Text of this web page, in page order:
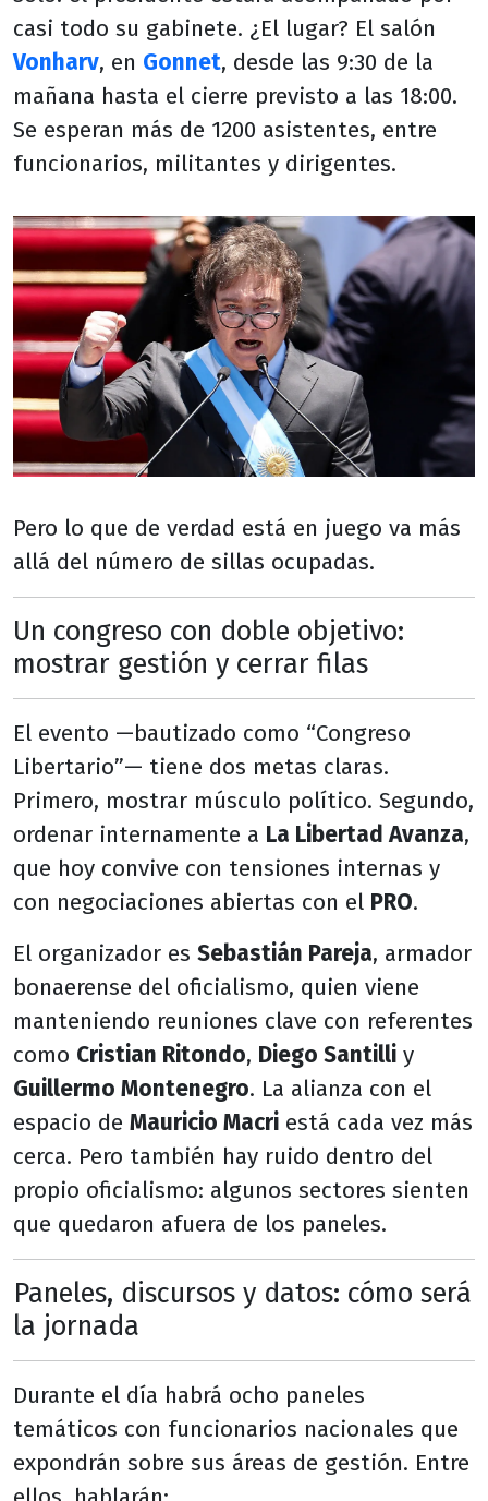
casi todo su gabinete. ¿El lugar? El salón
Vonharv, en Gonnet, desde las 9:30 de la
mañana hasta el cierre previsto a las 18:00.
Se esperan más de 1200 asistentes, entre
funcionarios, militantes y dirigentes.
Pero lo que de verdad está en juego va más
allá del número de sillas ocupadas.
Un congreso con doble objetivo:
mostrar gestión y cerrar filas
El evento —bautizado como “Congreso
Libertario”— tiene dos metas claras.
Primero, mostrar músculo político. Segundo,
ordenar internamente a La Libertad Avanza,
que hoy convive con tensiones internas y
con negociaciones abiertas con el PRO.
El organizador es Sebastián Pareja, armador
bonaerense del oficialismo, quien viene
manteniendo reuniones clave con referentes
como Cristian Ritondo, Diego Santilli y
Guillermo Montenegro. La alianza con el
espacio de Mauricio Macri está cada vez más
cerca. Pero también hay ruido dentro del
propio oficialismo: algunos sectores sienten
que quedaron afuera de los paneles.
Paneles, discursos y datos: cómo será
la jornada
Durante el día habrá ocho paneles
temáticos con funcionarios nacionales que
expondrán sobre sus áreas de gestión. Entre